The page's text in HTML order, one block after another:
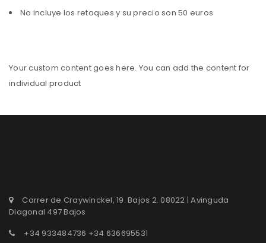
No incluye los retoques y su precio son 50 euros
Your custom content goes here. You can add the content for
individual product
Carrer de Craywinckel, 19. Bajos 2. 08022 | Avinguda
Diagonal 497 Bajos
+34 933484736 +34 636695531